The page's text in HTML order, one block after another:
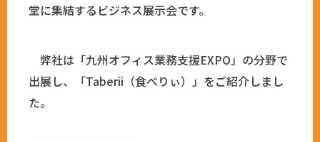
堂に集結するビジネス展示会です。
弊社は「九州オフィス業務支援EXPO」の分野で
出展し、「Taberii（食べりぃ）」をご紹介しまし
た。